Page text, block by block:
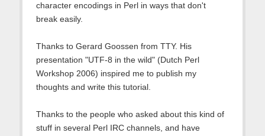
character encodings in Perl in ways that don't
break easily.
Thanks to Gerard Goossen from TTY. His
presentation "UTF-8 in the wild" (Dutch Perl
Workshop 2006) inspired me to publish my
thoughts and write this tutorial.
Thanks to the people who asked about this kind of
stuff in several Perl IRC channels, and have